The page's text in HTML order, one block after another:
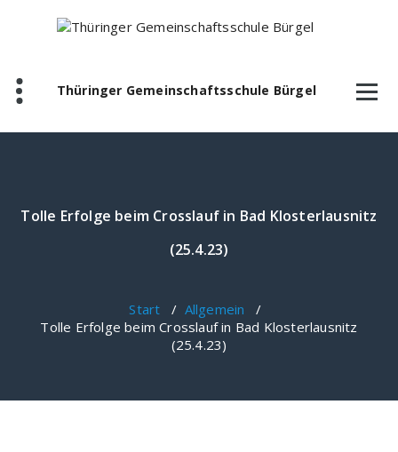
Thüringer Gemeinschaftsschule Bürgel
Tolle Erfolge beim Crosslauf in Bad Klosterlausnitz
(25.4.23)
Start / Allgemein /
Tolle Erfolge beim Crosslauf in Bad Klosterlausnitz
(25.4.23)